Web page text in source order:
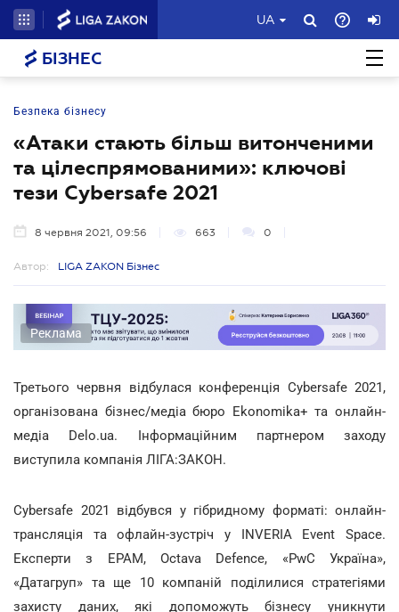
UA
БІЗНЕС
Безпека бізнесу
«Атаки стають більш витонченими
та цілеспрямованими»: ключові
тези Cybersafe 2021
8 червня 2021, 09:56 663 0
Автор: LIGA ZAKON Бізнес
Реклама
Третього червня відбулася конференція Cybersafe 2021,
організована бізнес/медіа бюро Ekonomika+ та онлайн-
медіа Delo.ua. Інформаційним партнером заходу
виступила компанія ЛІГА:ЗАКОН.
Cybersafe 2021 відбувся у гібридному форматі: онлайн-
трансляція та офлайн-зустріч у INVERIA Event Space.
Експерти з EPAM, Octava Defence, «PwC Україна»,
«Датагруп» та ще 10 компаній поділилися стратегіями
захисту даних, які допоможуть бізнесу уникнути